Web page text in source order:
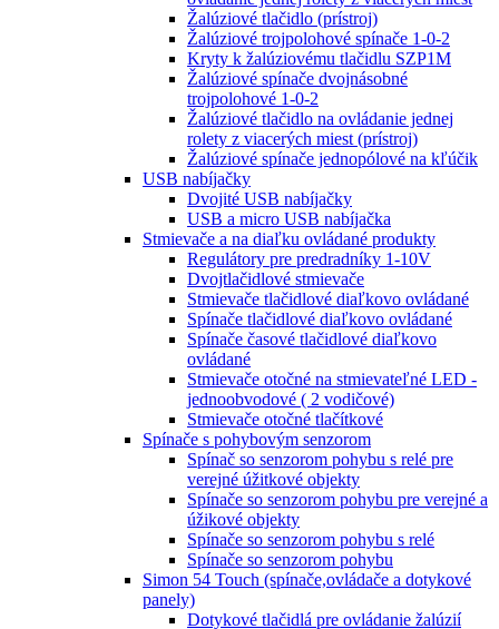
Žalúziové tlačidlo (prístroj)
Žalúziové trojpolohové spínače 1-0-2
Kryty k žalúziovému tlačidlu SZP1M
Žalúziové spínače dvojnásobné
trojpolohové 1-0-2
Žalúziové tlačidlo na ovládanie jednej
rolety z viacerých miest (prístroj)
Žalúziové spínače jednopólové na kľúčik
USB nabíjačky
Dvojité USB nabíjačky
USB a micro USB nabíjačka
Stmievače a na diaľku ovládané produkty
Regulátory pre predradníky 1-10V
Dvojtlačidlové stmievače
Stmievače tlačidlové diaľkovo ovládané
Spínače tlačidlové diaľkovo ovládané
Spínače časové tlačidlové diaľkovo
ovládané
Stmievače otočné na stmievateľné LED -
jednoobvodové ( 2 vodičové)
Stmievače otočné tlačítkové
Spínače s pohybovým senzorom
Spínač so senzorom pohybu s relé pre
verejné úžitkové objekty
Spínače so senzorom pohybu pre verejné a
úžikové objekty
Spínače so senzorom pohybu s relé
Spínače so senzorom pohybu
Simon 54 Touch (spínače,ovládače a dotykové
panely)
Dotykové tlačidlá pre ovládanie žalúzií